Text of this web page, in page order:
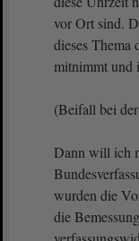
vor Ort sind.
dieses Thema
mitnimmt und
(Beifall bei
Dann will ich
wurden die
die